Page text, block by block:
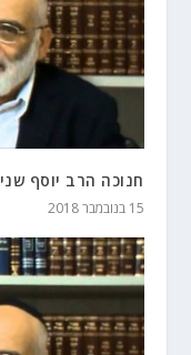
חנוכה הרב יוסף שני
15 בנובמבר 2018